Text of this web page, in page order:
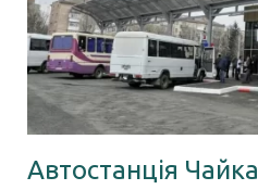
Автостанція Чайка